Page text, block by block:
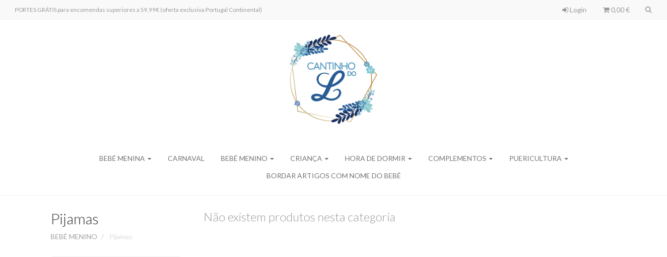
PORTES GRÁTIS para encomendas superiores a 59,99€ (oferta exclusiva Portugal Continental) Login 0,00 €
BEBÉ MENINA CARNAVAL BEBÉ MENINO CRIANÇA HORA DE DORMIR COMPLEMENTOS PUERICULTURA
BORDAR ARTIGOS COM NOME DO BEBÉ
Pijamas
BEBÉ MENINO Pijamas
Não existem produtos nesta categoria